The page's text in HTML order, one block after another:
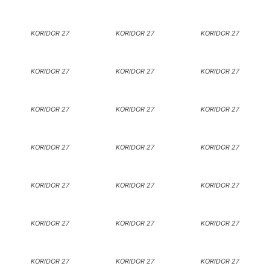
KORIDOR 27 KORIDOR 27 KORIDOR 27
KORIDOR 27 KORIDOR 27 KORIDOR 27
KORIDOR 27 KORIDOR 27 KORIDOR 27
KORIDOR 27 KORIDOR 27 KORIDOR 27
KORIDOR 27 KORIDOR 27 KORIDOR 27
KORIDOR 27 KORIDOR 27 KORIDOR 27
KORIDOR 27 KORIDOR 27 KORIDOR 27